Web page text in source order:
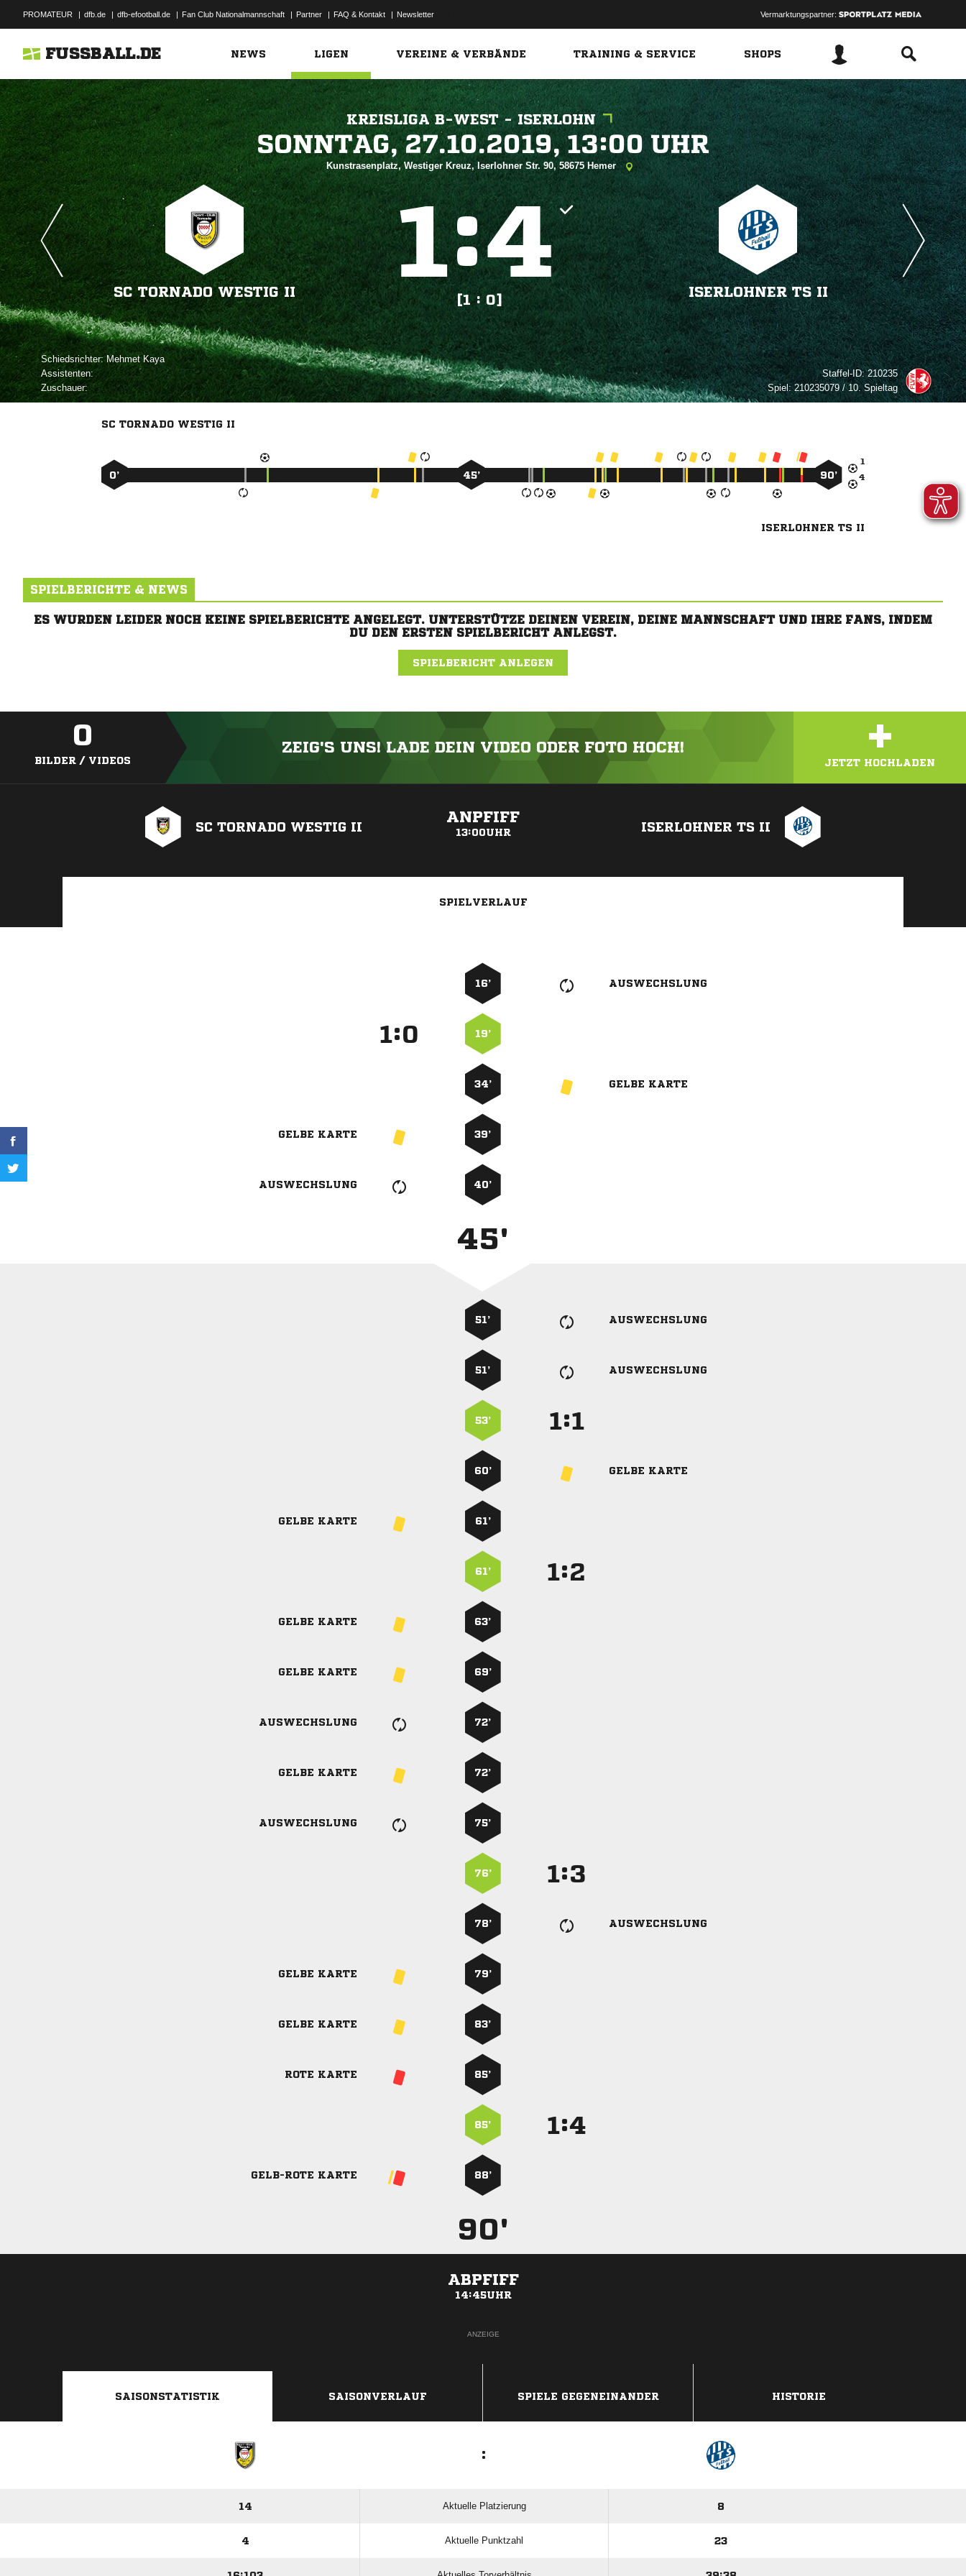
PROMATEUR | dfb.de | dfb-efootball.de | Fan Club Nationalmannschaft | Partner | FAQ & Kontakt | Newsletter Vermarktungspartner:
FUSSBALL.DE NEWS LIGEN VEREINE & VERBÄNDE TRAINING & SERVICE SHOPS
KREISLIGA B-WEST - ISERLOHN
   
Kunstrasenplatz, Westiger Kreuz, Iserlohner Str. 90, 58675 Hemer
SC TORNADO WESTIG II
:
[1 : 0]
ISERLOHNER TS II
Schiedsrichter: 
Assistenten:
Zuschauer:
Staffel-ID:210235
Spiel:210235079 / 10. Spieltag
SC TORNADO WESTIG II


0’ 45’ 90’
ISERLOHNER TS II
SPIELBERICHTE & NEWS
ES WURDEN LEIDER NOCH KEINE SPIELBERICHTE ANGELEGT. UNTERSTÜTZE DEINEN VEREIN, DEINE MANNSCHAFT UND IHRE FANS, INDEM
DU DEN ERSTEN SPIELBERICHT ANLEGST.
SPIELBERICHT ANLEGEN
0
BILDER / VIDEOS
ZEIG'S UNS! LADE DEIN VIDEO ODER FOTO HOCH! +
JETZT HOCHLADEN
SC TORNADO WESTIG II
ANPFIFF
13:00UHR ISERLOHNER TS II
SPIELVERLAUF
16’ AUSWECHSLUNG
: 19’
34’ GELBE KARTE
GELBE KARTE 39’
AUSWECHSLUNG 40’
45'
51’ AUSWECHSLUNG
51’ AUSWECHSLUNG
53’ :
60’ GELBE KARTE
GELBE KARTE 61’
61’ :
GELBE KARTE 63’
GELBE KARTE 69’
AUSWECHSLUNG 72’
GELBE KARTE 72’
AUSWECHSLUNG 75’
76’ :
78’ AUSWECHSLUNG
GELBE KARTE 79’
GELBE KARTE 83’
ROTE KARTE 85’
85’ :
GELB-ROTE KARTE 88’
90'
ABPFIFF
14:45UHR
ANZEIGE
SAISONSTATISTIK SAISONVERLAUF SPIELE GEGENEINANDER HISTORIE
:
14 Aktuelle Platzierung 8
4 Aktuelle Punktzahl 23